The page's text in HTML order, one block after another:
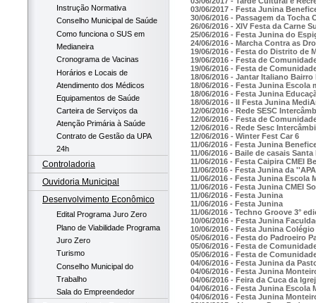
Instrução Normativa
Conselho Municipal de Saúde
Como funciona o SUS em
Medianeira
Cronograma de Vacinas
Horários e Locais de
Atendimento dos Médicos
Equipamentos de Saúde
Carteira de Serviços da
Atenção Primária à Saúde
Contrato de Gestão da UPA
24h
Controladoria
Ouvidoria Municipal
Desenvolvimento Econômico
Edital Programa Juro Zero
Plano de Viabilidade Programa
Juro Zero
Turismo
Conselho Municipal do
Trabalho
Sala do Empreendedor
03/06/2017 - Festa Junina
30/06/2016 - Passagem da Tocha
26/06/2016 - XIV Festa da Carne
25/06/2016 - Festa Junina do
24/06/2016 - Marcha Contra as
19/06/2016 - Festa do Distrito de
19/06/2016 - Festa de
19/06/2016 - Festa de
18/06/2016 - Jantar Italiano Bairro
18/06/2016 - Festa Junina
18/06/2016 - Festa Junina
18/06/2016 - II Festa Junina
12/06/2016 - Rede SESC
12/06/2016 - Festa de
12/06/2016 - Rede Sesc
12/06/2016 - Winter Fest Car 6
11/06/2016 - Festa Junina
11/06/2016 - Baile de casais Santa
11/06/2016 - Festa Caipira CMEI
11/06/2016 - Festa Junina da
11/06/2016 - Festa Junina
11/06/2016 - Festa Junina CMEI
11/06/2016 - Festa Junina
11/06/2016 - Festa Junina
11/06/2016 - Techno Groove 3°
10/06/2016 - Festa Junina
10/06/2016 - Festa Junina
05/06/2016 - Festa do Padroeiro
05/06/2016 - Festa de
05/06/2016 - Festa de
04/06/2016 - Festa Junina da
04/06/2016 - Festa Junina
04/06/2016 - Feira da Cuca da
04/06/2016 - Festa Junina
04/06/2016 - Festa Junina